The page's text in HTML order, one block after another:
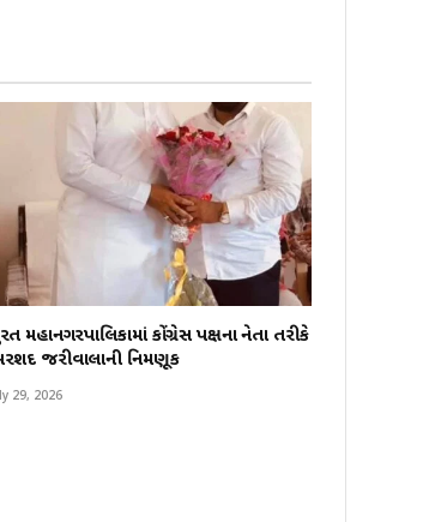
મહાનગરપાલિકામાં કોંગ્રેસ પક્ષના નેતા તરીકે
જરીવાલાની નિમણૂક
29, 2026